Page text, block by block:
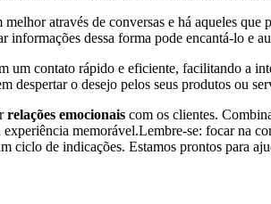
através de conversas e há aqueles
dessa forma pode encantá-lo e
contato rápido e eficiente, facilitando a
despertar o desejo pelos seus produtos ou
relações emocionais com os clientes.
memorável.Lembre-se: focar na
de indicações. Estamos prontos para